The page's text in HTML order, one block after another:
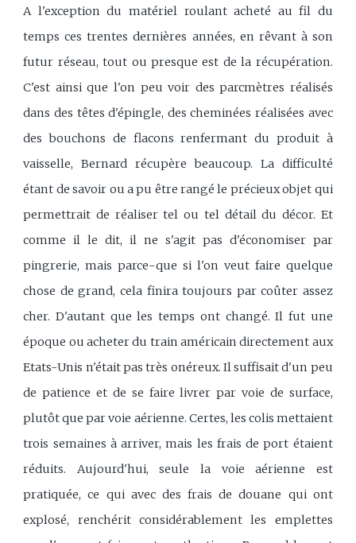
A l'exception du matériel roulant acheté au fil du
temps ces trentes dernières années, en rêvant à son
futur réseau, tout ou presque est de la récupération.
C'est ainsi que l'on peu voir des parcmètres réalisés
dans des têtes d'épingle, des cheminées réalisées avec
des bouchons de flacons renfermant du produit à
vaisselle, Bernard récupère beaucoup. La difficulté
étant de savoir ou a pu être rangé le précieux objet qui
permettrait de réaliser tel ou tel détail du décor. Et
comme il le dit, il ne s'agit pas d'économiser par
pingrerie, mais parce-que si l'on veut faire quelque
chose de grand, cela finira toujours par coûter assez
cher. D'autant que les temps ont changé. Il fut une
époque ou acheter du train américain directement aux
Etats-Unis n'était pas très onéreux. Il suffisait d'un peu
de patience et de se faire livrer par voie de surface,
plutôt que par voie aérienne. Certes, les colis mettaient
trois semaines à arriver, mais les frais de port étaient
réduits. Aujourd'hui, seule la voie aérienne est
pratiquée, ce qui avec des frais de douane qui ont
explosé, renchérit considérablement les emplettes